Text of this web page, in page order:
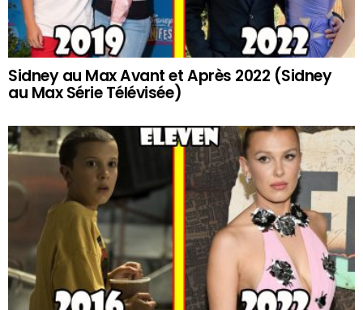
Sidney au Max Avant et Après 2022 (Sidney
au Max Série Télévisée)